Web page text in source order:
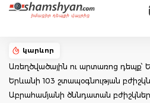
կարևոր
Առեղծվածային ու արտառոց դեպք՝
Երևանի 103 շտապօգնության
Աբրահամյանի ծննդատան